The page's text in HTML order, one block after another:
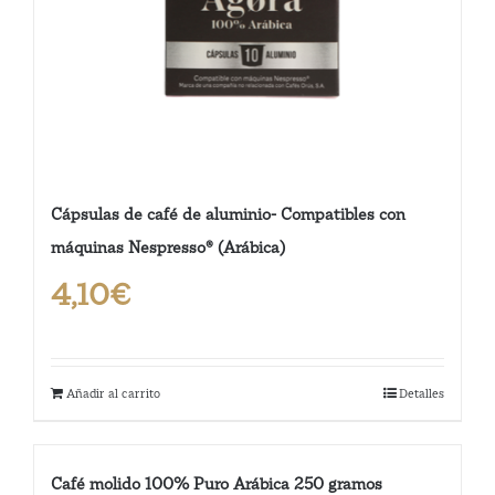
Cápsulas de café de aluminio- Compatibles con
máquinas Nespresso® (Arábica)
4,10€
Añadir al carrito Detalles
Café molido 100% Puro Arábica 250 gramos